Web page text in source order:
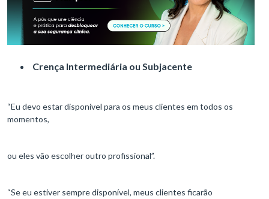
Crença Intermediária ou Subjacente
“Eu devo estar disponível para os meus clientes em todos os
momentos,
ou eles vão escolher outro profissional”.
“Se eu estiver sempre disponível, meus clientes ficarão